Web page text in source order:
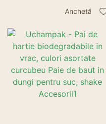
curcubeu Paie de băut
în dungi pentru sucuri
Accesorii
Anchetă